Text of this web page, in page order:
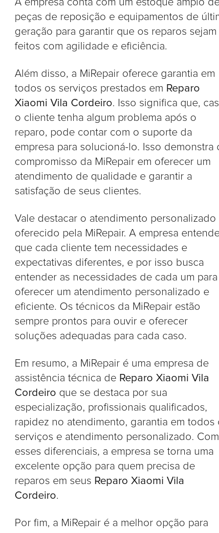
A empresa conta com um estoque amplo
peças de reposição e equipamentos de
geração para garantir que os reparos sejam
feitos com agilidade e eficiência.
Além disso, a MiRepair oferece garantia em
todos os serviços prestados em Reparo
Xiaomi Vila Cordeiro. Isso significa que,
o cliente tenha algum problema após o
reparo, pode contar com o suporte da
empresa para solucioná-lo. Isso demonstra
compromisso da MiRepair em oferecer um
atendimento de qualidade e garantir a
satisfação de seus clientes.
Vale destacar o atendimento personalizado
oferecido pela MiRepair. A empresa
que cada cliente tem necessidades e
expectativas diferentes, e por isso busca
entender as necessidades de cada um para
oferecer um atendimento personalizado e
eficiente. Os técnicos da MiRepair estão
sempre prontos para ouvir e oferecer
soluções adequadas para cada caso.
Em resumo, a MiRepair é uma empresa de
assistência técnica de Reparo Xiaomi Vila
Cordeiro que se destaca por sua
especialização, profissionais qualificados,
rapidez no atendimento, garantia em todos
serviços e atendimento personalizado. Com
esses diferenciais, a empresa se torna uma
excelente opção para quem precisa de
reparos em seus Reparo Xiaomi Vila
Cordeiro.
Por fim, a MiRepair é a melhor opção para